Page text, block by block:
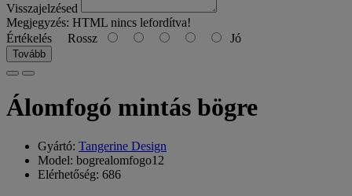
Visszajelzésed
Megjegyzés: HTML nincs lefordítva!
Értékelés Rossz Jó
Tovább
Álomfogó mintás bögre
Gyártó: Tangerine Design
Model: bogrealomfogo12
Elérhetőség: 686